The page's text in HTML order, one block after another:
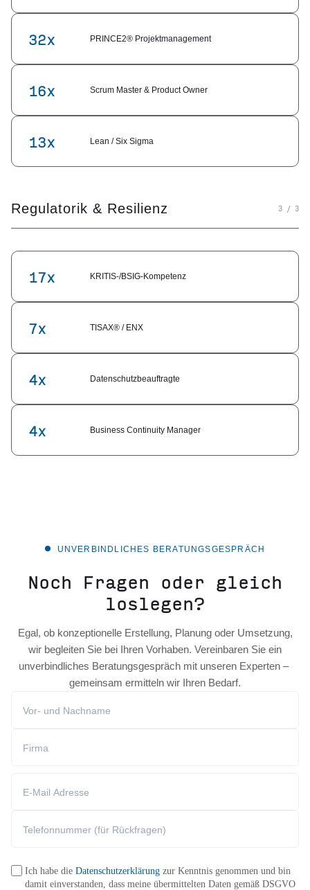
32x PRINCE2® Projekt­management
16x Scrum Master & Product Owner
13x Lean / Six Sigma
Regulatorik & Resilienz 3 / 3
17x KRITIS-/BSIG-Kompetenz
7x TISAX® / ENX
4x Datenschutzbeauftragte
4x Business Continuity Manager
UNVERBINDLICHES BERATUNGSGESPRÄCH
Noch Fragen oder gleich
loslegen?
Egal, ob konzeptionelle Erstellung, Planung oder Umsetzung,
wir begleiten Sie bei Ihren Vorhaben. Vereinbaren Sie ein
unverbindliches Beratungsgespräch mit unseren Experten –
gemeinsam ermitteln wir Ihren Bedarf.
Ich habe die Datenschutzerklärung zur Kenntnis genommen und bin
damit einverstanden, dass meine übermittelten Daten gemäß DSGVO